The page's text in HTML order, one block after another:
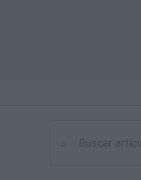
Buscar